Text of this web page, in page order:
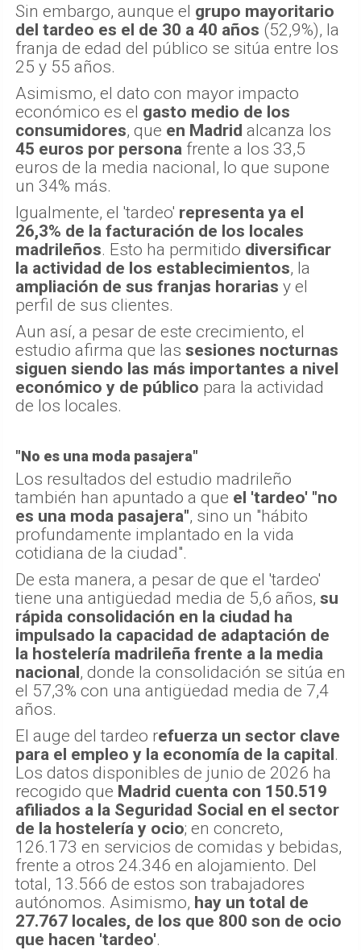
Sin embargo, aunque el grupo mayoritario
del tardeo es el de 30 a 40 años (52,9%), la
franja de edad del público se sitúa entre los
25 y 55 años.
Asimismo, el dato con mayor impacto
económico es el gasto medio de los
consumidores, que en Madrid alcanza los
45 euros por persona frente a los 33,5
euros de la media nacional, lo que supone
un 34% más.
Igualmente, el 'tardeo' representa ya el
26,3% de la facturación de los locales
madrileños. Esto ha permitido diversificar
la actividad de los establecimientos, la
ampliación de sus franjas horarias y el
perfil de sus clientes.
Aun así, a pesar de este crecimiento, el
estudio afirma que las sesiones nocturnas
siguen siendo las más importantes a nivel
económico y de público para la actividad
de los locales.
"No es una moda pasajera"
Los resultados del estudio madrileño
también han apuntado a que el 'tardeo' "no
es una moda pasajera", sino un "hábito
profundamente implantado en la vida
cotidiana de la ciudad".
De esta manera, a pesar de que el 'tardeo'
tiene una antigüedad media de 5,6 años, su
rápida consolidación en la ciudad ha
impulsado la capacidad de adaptación de
la hostelería madrileña frente a la media
nacional, donde la consolidación se sitúa en
el 57,3% con una antigüedad media de 7,4
años.
El auge del tardeo refuerza un sector clave
para el empleo y la economía de la capital.
Los datos disponibles de junio de 2026 ha
recogido que Madrid cuenta con 150.519
afiliados a la Seguridad Social en el sector
de la hostelería y ocio; en concreto,
126.173 en servicios de comidas y bebidas,
frente a otros 24.346 en alojamiento. Del
total, 13.566 de estos son trabajadores
autónomos. Asimismo, hay un total de
27.767 locales, de los que 800 son de ocio
que hacen 'tardeo'.